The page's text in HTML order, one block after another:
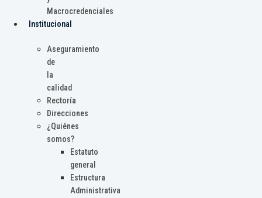
Macrocredenciales
Institucional
Aseguramiento
de
la
calidad
Rectoría
Direcciones
¿Quiénes
somos?
Estatuto
general
Estructura
Administrativa